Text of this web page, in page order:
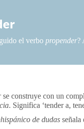
el verbo propender?
se construye con un
. Significa ‘tender a,
de dudas señala